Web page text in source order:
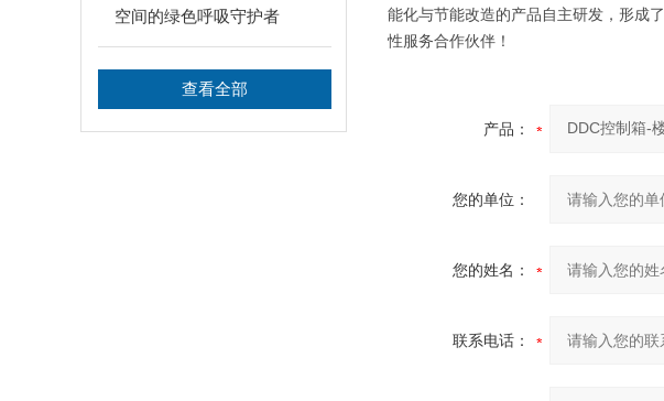
空间的绿色呼吸守护者
查看全部
能化与节能改造的产品自主研发，形成了
性服务合作伙伴！
产品：
您的单位：
您的姓名：
联系电话：